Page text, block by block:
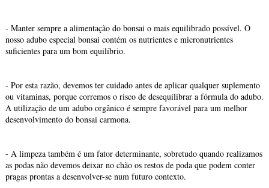
- Manter sempre a alimentação do bonsai o mais equilibrado possível. O
nosso adubo especial bonsai contém os nutrientes e micronutrientes
suficientes para um bom equilíbrio.
- Por esta razão, devemos ter cuidado antes de aplicar qualquer suplemento
ou vitaminas, porque corremos o risco de desequilibrar a fórmula do adubo.
A utilização de um adubo orgânico é sempre favorável para um melhor
desenvolvimento do bonsai carmona.
- A limpeza também é um fator determinante, sobretudo quando realizamos
as podas não devemos deixar no chão os restos de poda que podem conter
pragas prontas a desenvolver-se num futuro contexto.